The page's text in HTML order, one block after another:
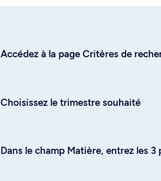
Accédez à la page Critères de
Choisissez le trimestre souhaité
Dans le champ Matière, entrez les